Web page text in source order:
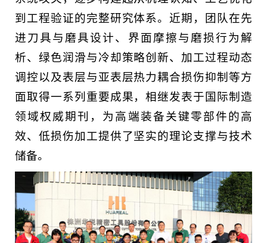
到工程验证的完整研究体系。近期，团队在先
进刀具与磨具设计、界面摩擦与磨损行为解
析、绿色润滑与冷却策略创新、加工过程动态
调控以及表层与亚表层热力耦合损伤抑制等方
面取得一系列重要成果，相继发表于国际制造
领域权威期刊，为高端装备关键零部件的高
效、低损伤加工提供了坚实的理论支撑与技术
储备。